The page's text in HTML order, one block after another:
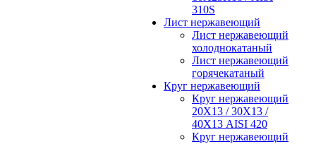
310S
Лист нержавеющий
Лист нержавеющий
холоднокатаный
Лист нержавеющий
горячекатаный
Круг нержавеющий
Круг нержавеющий
20Х13 / 30Х13 /
40Х13 AISI 420
Круг нержавеющий